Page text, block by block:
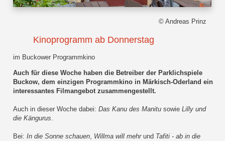
© Andreas Prinz
Kinoprogramm ab Donnerstag
im Buckower Programmkino
Auch für diese Woche haben die Betreiber der Parklichspiele
Buckow, dem einzigen Programmkino in Märkisch-Oderland ein
interessantes Filmangebot zusammengestellt.
Auch in dieser Woche dabei:Das Kanu des Manitu sowieLilly und
die Kängurus.
Bei:In die Sonne schauen, Willma will mehrund Tafiti - ab in die